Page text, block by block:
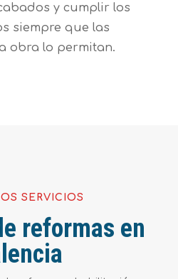
y cumplir los
siempre que las
obra lo permitan.
SERVICIOS
reformas en